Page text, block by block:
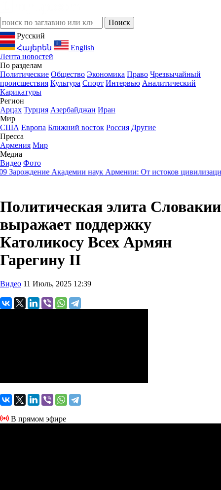
Русский
Հայերեն
English
Лента новостей
По разделам
Политические Общество Экономика Право Чрезвычайный
происшествия Культура Спорт Интервью Аналитический
Карикатуры
Регион
Арцах Турция Азербайджан Иран
Мир
США Европа Ближний восток Россия Другие
Пресса
Армения Мир
Медиа
Видео Фото
Академии наук Армении: От истоков цивилизации
Политическая элита Словакии
выражает поддержку
Католикосу Всех Армян
Гарегину II
Видео 11 Июль, 2025 12:39
В прямом эфире